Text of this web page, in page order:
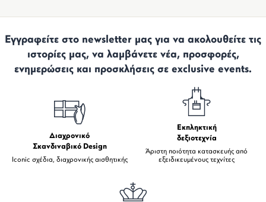
Εγγραφείτε στο newsletter μας για να ακολουθείτε τις
ιστορίες μας, να λαμβάνετε νέα, προσφορές,
ενημερώσεις και προσκλήσεις σε exclusive events.
Διαχρονικό
Σκανδιναβικό Design
Iconic σχέδια, διαχρονικής αισθητικής
Εκπληκτική
δεξιοτεχνία
Άριστη ποιότητα κατασκευής από
εξειδικευμένους τεχνίτες